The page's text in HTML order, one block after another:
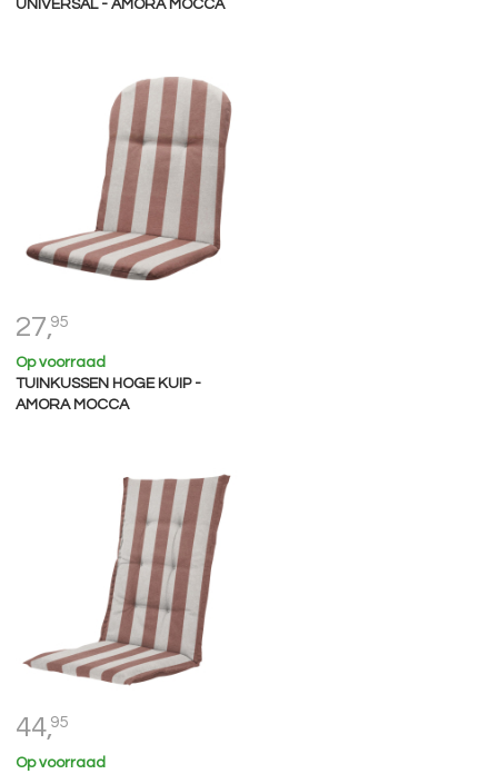
UNIVERSAL - AMORA MOCCA
27,95
Op voorraad
TUINKUSSEN HOGE KUIP -
AMORA MOCCA
44,95
Op voorraad